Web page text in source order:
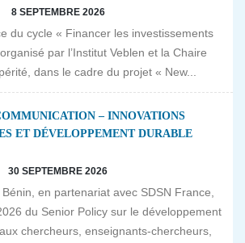
8 SEPTEMBRE 2026
du cycle « Financer les investissements
par l’Institut Veblen et la Chaire
dans le cadre du projet « New...
– INNOVATIONS
ET DÉVELOPPEMENT DURABLE
30 SEPTEMBRE 2026
en partenariat avec SDSN France,
du Senior Policy sur le développement
chercheurs, enseignants-chercheurs,